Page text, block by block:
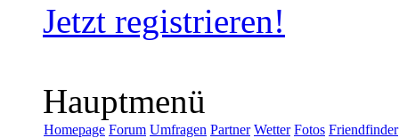
Jetzt registrieren!
Hauptmenü
Homepage Forum Umfragen Partner Wetter Fotos Friendfinder